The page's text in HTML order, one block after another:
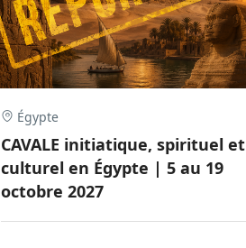
Égypte
CAVALE initiatique, spirituel et
culturel en Égypte | 5 au 19
octobre 2027